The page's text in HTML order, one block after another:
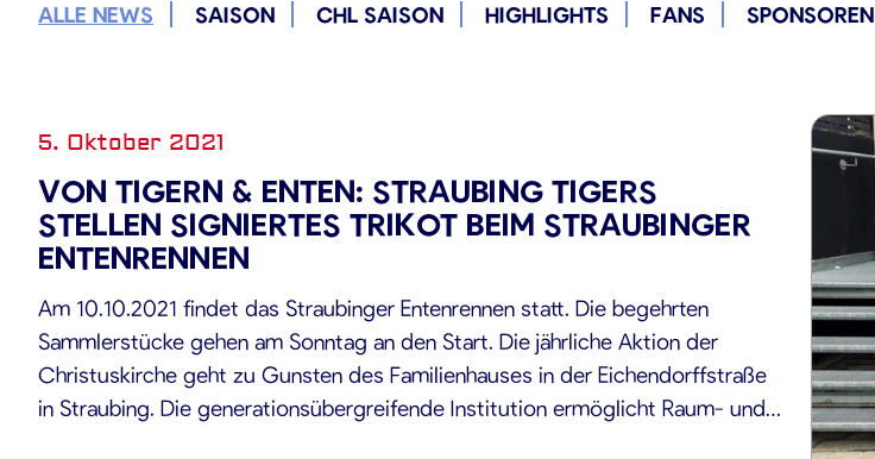
ALLE NEWS SAISON CHL SAISON HIGHLIGHTS FANS SPONSOREN
5. Oktober 2021
VON TIGERN & ENTEN: STRAUBING TIGERS
STELLEN SIGNIERTES TRIKOT BEIM STRAUBINGER
ENTENRENNEN
Am 10.10.2021 findet das Straubinger Entenrennen statt. Die begehrten
Sammlerstücke gehen am Sonntag an den Start. Die jährliche Aktion der
Christuskirche geht zu Gunsten des Familienhauses in der Eichendorffstraße
in Straubing. Die generationsübergreifende Institution ermöglicht Raum- und